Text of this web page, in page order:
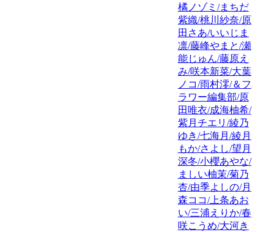
橘ノゾミ/まちだ
紫織/桃川紗奈/原
田さあ/いいじま
凛/藤峰やまと/瀬
能じゅん/藤原え
み/咲本新菜/大葉
ノコ/雨村澪/＆フ
ラワー編集部/原
田唯衣/成海柚希/
紫月チエリ/綾乃
ゆき/七海月/綾月
もか/さよし/望月
深冬/小櫻あやな/
ましい柚茉/菊乃
杏/由季よしの/月
森ココ/上条あお
い/三浦えりか/春
咲こうめ/大河き